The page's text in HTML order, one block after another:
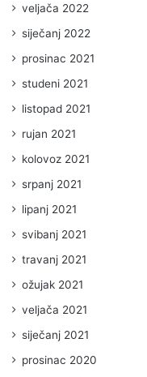
veljača 2022
siječanj 2022
prosinac 2021
studeni 2021
listopad 2021
rujan 2021
kolovoz 2021
srpanj 2021
lipanj 2021
svibanj 2021
travanj 2021
ožujak 2021
veljača 2021
siječanj 2021
prosinac 2020